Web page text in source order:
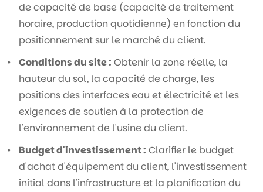
de capacité de base (capacité de traitement
horaire, production quotidienne) en fonction du
positionnement sur le marché du client.
Conditions du site : Obtenir la zone réelle, la
hauteur du sol, la capacité de charge, les
positions des interfaces eau et électricité et les
exigences de soutien à la protection de
l'environnement de l'usine du client.
Budget d'investissement : Clarifier le budget
d'achat d'équipement du client, l'investissement
initial dans l'infrastructure et la planification du